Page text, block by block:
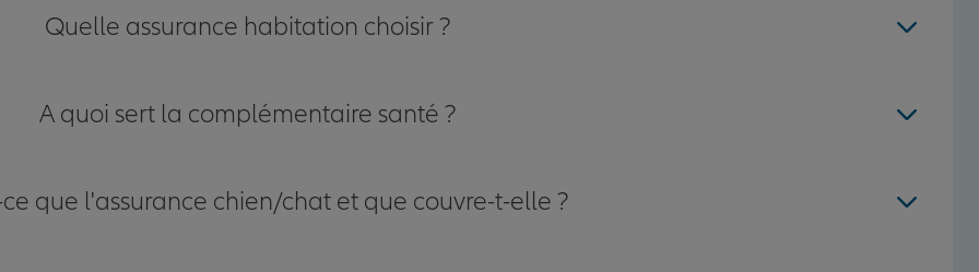
Quelle assurance habitation choisir ?
A quoi sert la complémentaire santé ?
que l'assurance chien/chat et que couvre-t-elle ?